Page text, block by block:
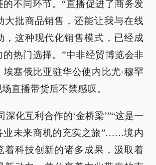
的不同环节。“直播促进了商务发
大批商品销售，还能让我与在线
，这种现代化销售模式，已经成
的热门选择。”中非经贸博览会非
塞俄比亚驻华公使内比尤·穆罕
直播带货后不禁感叹。
深化互利合作的‘金桥梁’”“这是一
业未来商机的充实之旅”……境内
着科技创新的诸多成果，汲取着